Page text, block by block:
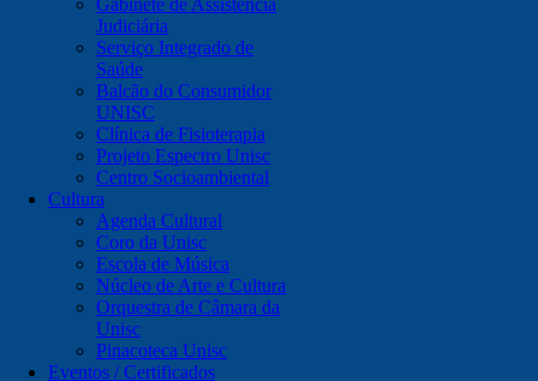
Gabinete de Assistência
Judiciária
Serviço Integrado de
Saúde
Balcão do Consumidor
UNISC
Clínica de Fisioterapia
Projeto Espectro Unisc
Centro Socioambiental
Cultura
Agenda Cultural
Coro da Unisc
Escola de Música
Núcleo de Arte e Cultura
Orquestra de Câmara da
Unisc
Pinacoteca Unisc
Eventos / Certificados